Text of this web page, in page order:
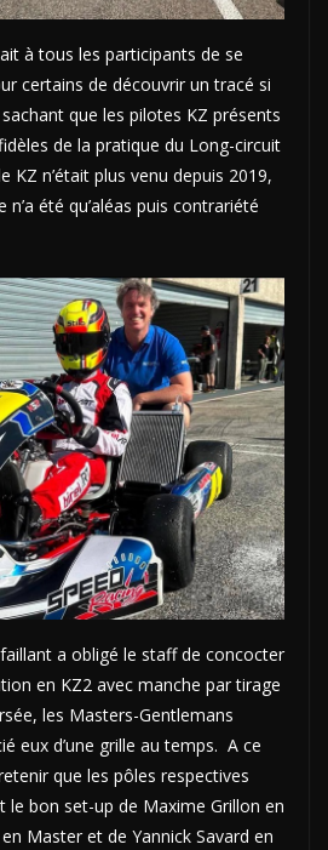
à tous les participants de se
certains de découvrir un tracé si
que les pilotes KZ présents
de la pratique du Long-circuit
KZ n’était plus venu depuis 2019,
été qu’aléas puis contrariété
a obligé le staff de concocter
en KZ2 avec manche par tirage
les Masters-Gentlemans
eux d’une grille au temps. A ce
que les pôles respectives
le bon set-up de Maxime Grillon en
Master et de Yannick Savard en